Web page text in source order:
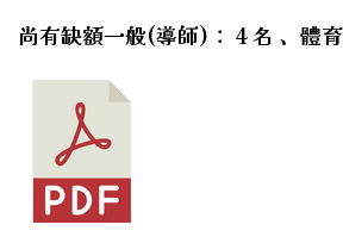
school.aspx?sch=213626
school.aspx?sch=213626
有缺額一般(導師)： 4 名 、體育